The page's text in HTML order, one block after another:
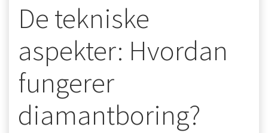
De tekniske
aspekter: Hvordan
fungerer
diamantboring?